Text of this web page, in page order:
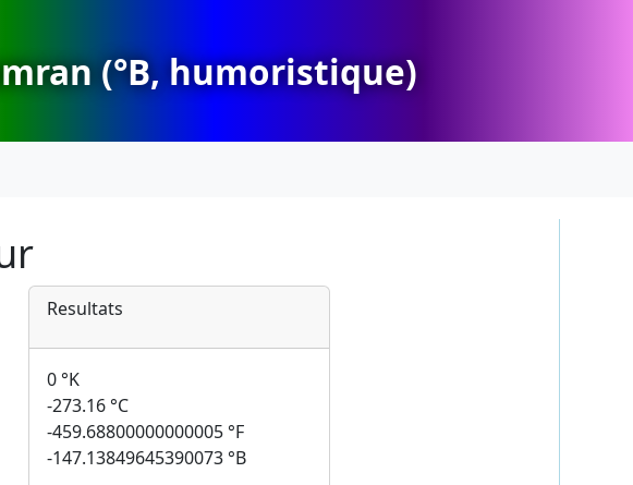
(°B, humoristique)
Resultats
0 °K
-273.16 °C
-459.68800000000005 °F
-147.13849645390073 °B